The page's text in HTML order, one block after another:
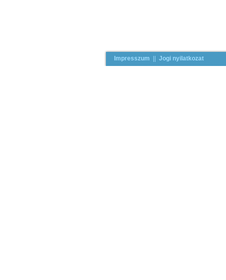
Impresszum || Jogi nyilatkozat